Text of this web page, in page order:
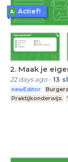
2. Maak je
22 days ago- 13
newEditor
Praktijkonderwijs
Actief!